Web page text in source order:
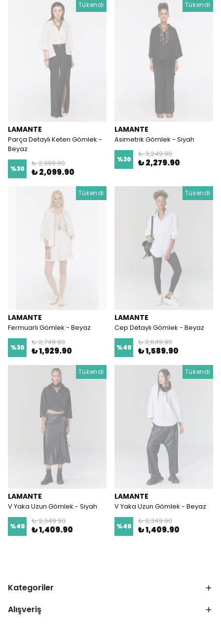
Tükendi
LAMANTE
Parça Detaylı Keten Gömlek -
Beyaz
%30
₺ 2,999.90
₺ 2,099.90
Tükendi
LAMANTE
Asimetrik Gömlek - Siyah
%30
₺ 3,249.90
₺ 2,279.90
Tükendi
LAMANTE
Fermuarlı Gömlek - Beyaz
%30
₺ 2,749.90
₺ 1,929.90
Tükendi
LAMANTE
Cep Detaylı Gömlek - Beyaz
%40
₺ 2,649.90
₺ 1,589.90
Tükendi
LAMANTE
V Yaka Uzun Gömlek - Siyah
%40
₺ 2,349.90
₺ 1,409.90
Tükendi
LAMANTE
V Yaka Uzun Gömlek - Beyaz
%40
₺ 2,349.90
₺ 1,409.90
Kategoriler
Alışveriş